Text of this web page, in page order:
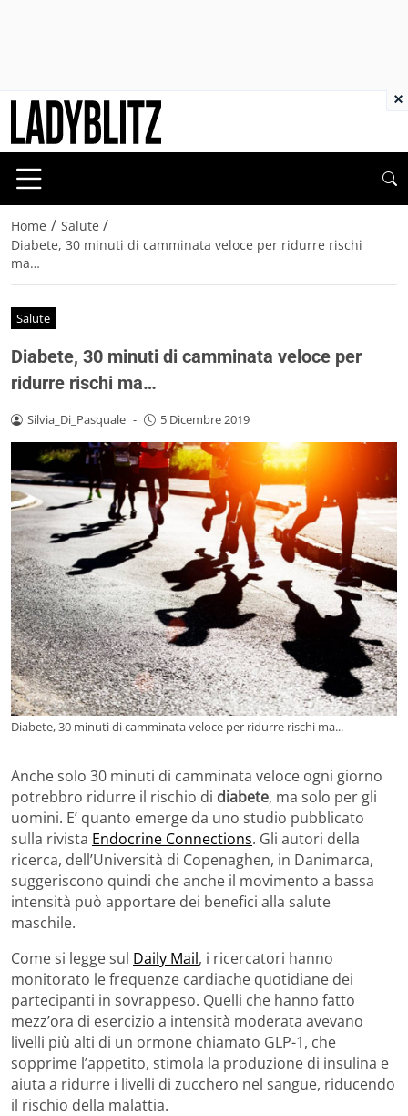
Home / Salute /
Diabete, 30 minuti di camminata veloce per ridurre rischi
ma…
Salute
Diabete, 30 minuti di camminata veloce per
ridurre rischi ma…
Silvia_Di_Pasquale - 5 Dicembre 2019
Diabete, 30 minuti di camminata veloce per ridurre rischi ma...
Anche solo 30 minuti di camminata veloce ogni giorno
potrebbro ridurre il rischio di diabete, ma solo per gli
uomini. E’ quanto emerge da uno studio pubblicato
sulla rivista Endocrine Connections. Gli autori della
ricerca, dell’Università di Copenaghen, in Danimarca,
suggeriscono quindi che anche il movimento a bassa
intensità può apportare dei benefici alla salute
maschile.
Come si legge sul Daily Mail, i ricercatori hanno
monitorato le frequenze cardiache quotidiane dei
partecipanti in sovrappeso. Quelli che hanno fatto
mezz’ora di esercizio a intensità moderata avevano
livelli più alti di un ormone chiamato GLP-1, che
sopprime l’appetito, stimola la produzione di insulina e
aiuta a ridurre i livelli di zucchero nel sangue, riducendo
il rischio della malattia.
×